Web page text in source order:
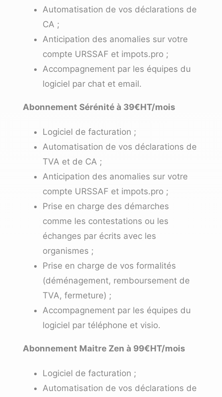
Automatisation de vos déclarations de
CA ;
Anticipation des anomalies sur votre
compte URSSAF et impots.pro ;
Accompagnement par les équipes du
logiciel par chat et email.
Abonnement Sérénité à 39€HT/mois
Logiciel de facturation ;
Automatisation de vos déclarations de
TVA et de CA ;
Anticipation des anomalies sur votre
compte URSSAF et impots.pro ;
Prise en charge des démarches
comme les contestations ou les
échanges par écrits avec les
organismes ;
Prise en charge de vos formalités
(déménagement, remboursement de
TVA, fermeture) ;
Accompagnement par les équipes du
logiciel par téléphone et visio.
Abonnement Maitre Zen à 99€HT/mois
Logiciel de facturation ;
Automatisation de vos déclarations de